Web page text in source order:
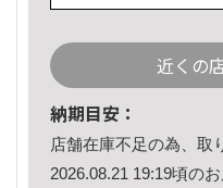
近くの
納期目安：
店舗在庫不足の為、取
2026.08.21 19:19頃のお